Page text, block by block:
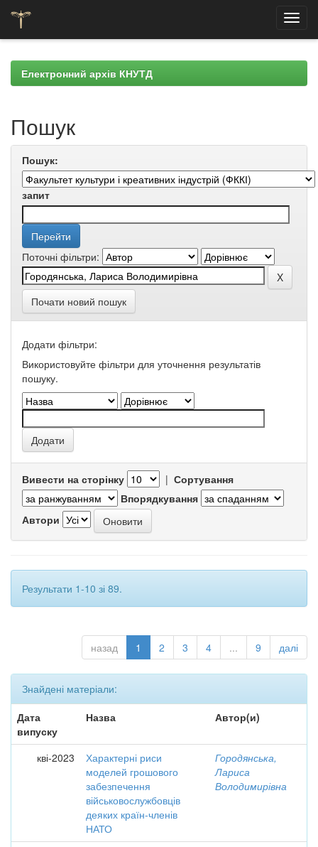
navigationЕлектронний архів КНУТД
Пошук
Пошук:
запит
Поточні фільтри:
Почати новий пошук
Додати фільтри:
Використовуйте фільтри для уточнення результатів
пошуку.
Вивести на сторінку | Сортування
Впорядкування
Автори
Результати 1-10 зі 89.
назад 1 2 3 4 ... 9 далі
Знайдені матеріали:
Дата
випуску
Назва Автор(и)
кві-2023
Характерні риси
моделей грошового
забезпечення
військовослужбовців
деяких країн-членів
НАТО
Городянська,
Лариса
Володимирівна